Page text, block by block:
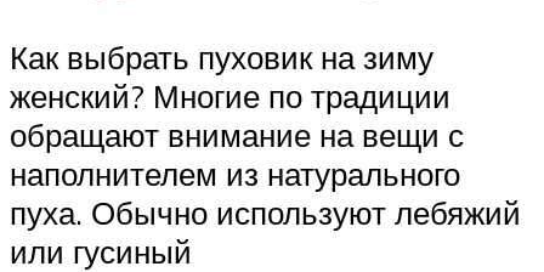
Как выбрать пуховик на зиму
женский? Многие по традиции
обращают внимание на вещи с
наполнителем из натурального
пуха. Обычно используют лебяжий
или гусиный